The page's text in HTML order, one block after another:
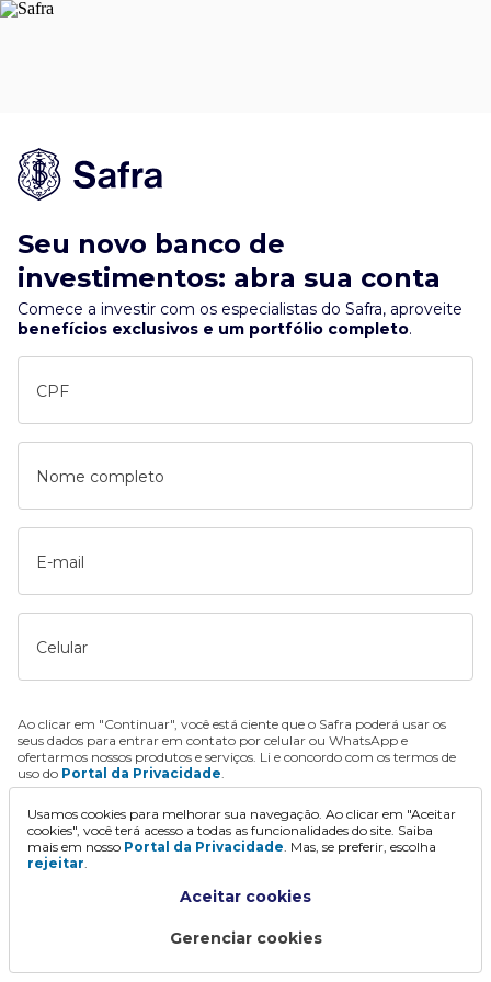
Seu novo banco de
investimentos: abra sua conta
Comece a investir com os especialistas do Safra, aproveite
benefícios exclusivos e um portfólio completo.
CPF
Nome completo
E-mail
Celular
Ao clicar em "Continuar", você está ciente que o Safra poderá usar os
seus dados para entrar em contato por celular ou WhatsApp e
ofertarmos nossos produtos e serviços. Li e concordo com os termos de
uso do Portal da Privacidade.
Continuar
Usamos cookies para melhorar sua navegação. Ao clicar em "Aceitar
cookies", você terá acesso a todas as funcionalidades do site. Saiba
mais em nosso Portal da Privacidade. Mas, se preferir, escolha
rejeitar.
Aceitar cookies
Gerenciar cookies